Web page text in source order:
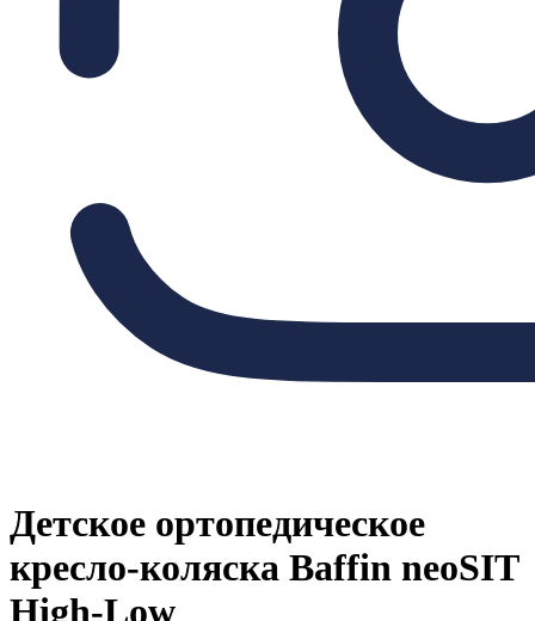
Детское ортопедическое
кресло-коляска Baffin neoSIT
High-Low